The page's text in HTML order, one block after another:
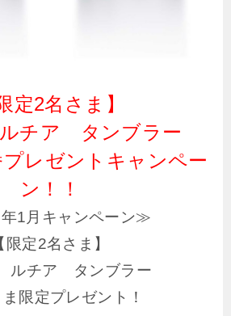
定2名さま】
チア タンブラー
プレゼントキャンペー
ン！！
1月キャンペーン≫
限定2名さま】
ルチア タンブラー
限定プレゼント！